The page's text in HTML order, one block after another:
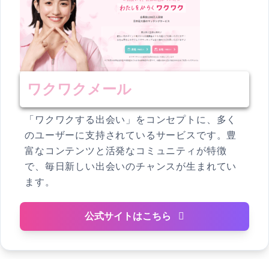
ワクワクメール
「ワクワクする出会い」をコンセプトに、多く
のユーザーに支持されているサービスです。豊
富なコンテンツと活発なコミュニティが特徴
で、毎日新しい出会いのチャンスが生まれてい
ます。
公式サイトはこちら